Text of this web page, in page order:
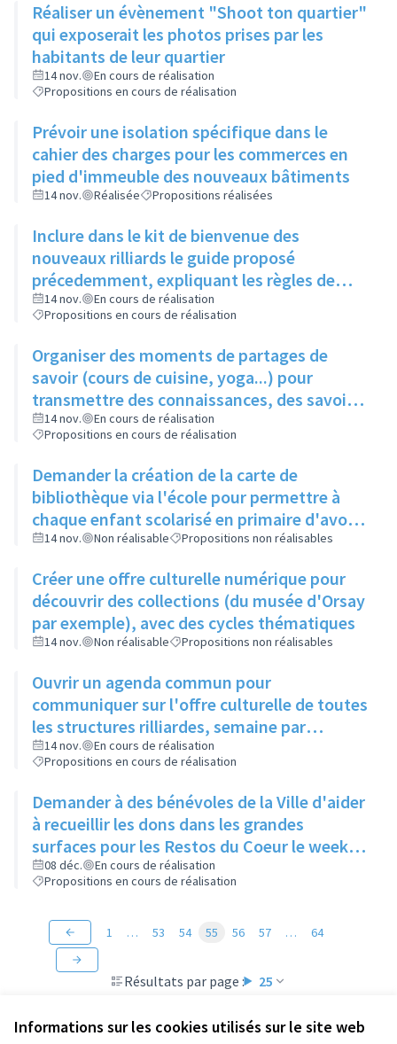
Informations sur les cookies utilisés sur le site web
Réaliser un évènement "Shoot ton quartier"
qui exposerait les photos prises par les
habitants de leur quartier
14 nov.
En cours de réalisation
Propositions en cours de réalisation
Prévoir une isolation spécifique dans le
cahier des charges pour les commerces en
pied d'immeuble des nouveaux bâtiments
14 nov. Réalisée Propositions réalisées
Inclure dans le kit de bienvenue des
nouveaux rilliards le guide proposé
précedemment, expliquant les règles de
bonne conduite
14 nov.
En cours de réalisation
Propositions en cours de réalisation
Organiser des moments de partages de
savoir (cours de cuisine, yoga...) pour
transmettre des connaissances, des savoir-
faire, à moindre coût
14 nov.
En cours de réalisation
Propositions en cours de réalisation
Demander la création de la carte de
bibliothèque via l'école pour permettre à
chaque enfant scolarisé en primaire d'avoir
une carte et toucher éventuellement le reste
14 nov. Non réalisable Propositions non réalisables
Créer une offre culturelle numérique pour
découvrir des collections (du musée d'Orsay
par exemple), avec des cycles thématiques
14 nov. Non réalisable Propositions non réalisables
Ouvrir un agenda commun pour
communiquer sur l'offre culturelle de toutes
les structures rilliardes, semaine par
semaine, avec régulation par la mairie
14 nov.
En cours de réalisation
Propositions en cours de réalisation
Demander à des bénévoles de la Ville d'aider
à recueillir les dons dans les grandes
surfaces pour les Restos du Coeur le week-
end de la grande collecte afin d'augmenter
le nombre de points de collecte.
08 déc.
En cours de réalisation
Propositions en cours de réalisation
Résultats par page : 25
1 … 53 54 55 56 57 … 64